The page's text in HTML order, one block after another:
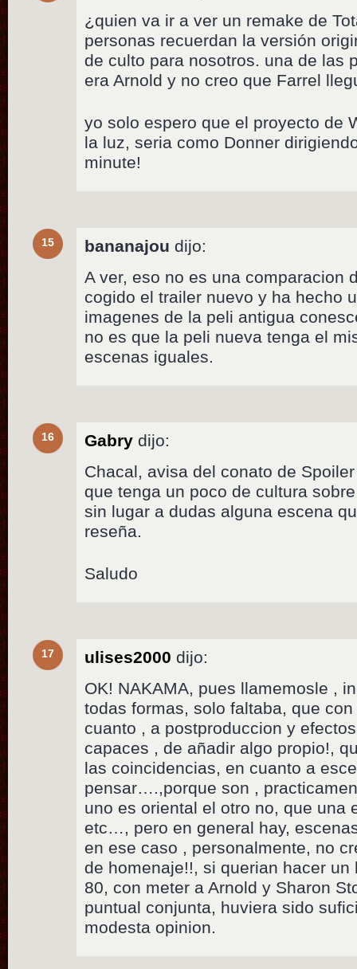
¿quien va ir a ver un remake de
personas recuerdan la versión
de culto para nosotros. una de las
era Arnold y no creo que Farrel
yo solo espero que el proyecto de
la luz, seria como Donner
minute!
15 bananajou dijo:
A ver, eso no es una comparacion
cogido el trailer nuevo y ha hecho
imagenes de la peli antigua
no es que la peli nueva tenga el
escenas iguales.
16 Gabry dijo:
Chacal, avisa del conato de
que tenga un poco de cultura
sin lugar a dudas alguna escena
reseña.
Saludo
17 ulises2000 dijo:
OK! NAKAMA, pues llamemosle ,
todas formas, solo faltaba, que
cuanto , a postproduccion y
capaces , de añadir algo propio!,
las coincidencias, en cuanto a
pensar….,porque son ,
uno es oriental el otro no, que una
etc…, pero en general hay,
en ese caso , personalmente, no
de homenaje!!, si querian hacer
80, con meter a Arnold y Sharon
puntual conjunta, huviera sido
modesta opinion.